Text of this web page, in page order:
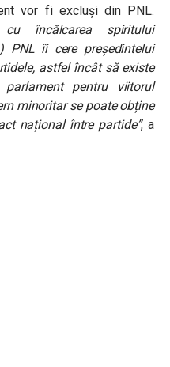
vor fi excluși din PNL.
încălcarea spiritului
PNL îi cere președintelui
astfel încât să existe
pentru viitorul
minoritar se poate obține
național între partide”, a